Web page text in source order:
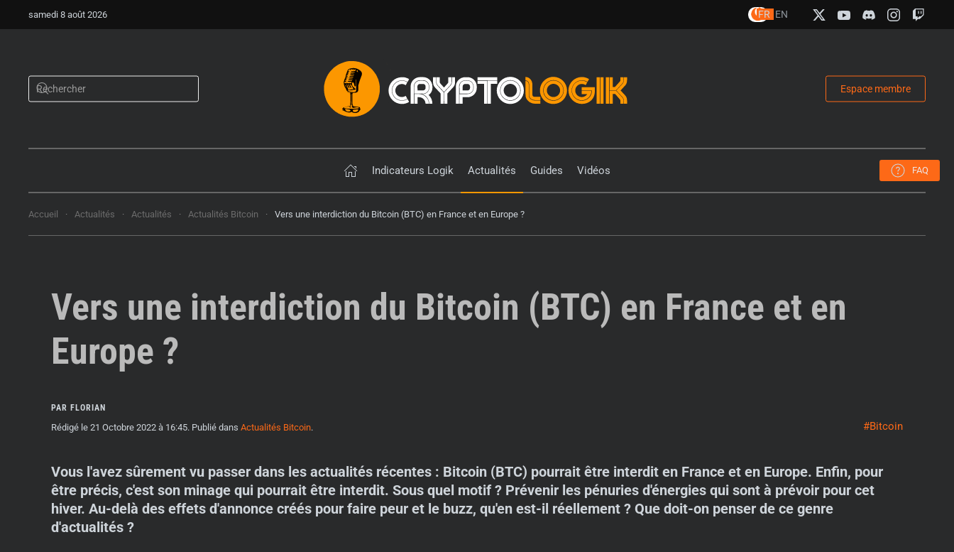
samedi 8 août 2026 FR EN
Espace membre
Indicateurs Logik Actualités Guides Vidéos FAQ
Accueil Actualités Actualités Actualités Bitcoin Vers une interdiction du Bitcoin (BTC) en France et en Europe ?
Vers une interdiction du Bitcoin (BTC) en France et en
Europe ?
PAR FLORIAN
Rédigé le 21 Octobre 2022 à 16:45. Publié dans Actualités Bitcoin. #Bitcoin
Vous l'avez sûrement vu passer dans les actualités récentes : Bitcoin (BTC) pourrait être interdit en France et en Europe. Enfin, pour
être précis, c'est son minage qui pourrait être interdit. Sous quel motif ? Prévenir les pénuries d'énergies qui sont à prévoir pour cet
hiver. Au-delà des effets d'annonce créés pour faire peur et le buzz, qu'en est-il réellement ? Que doit-on penser de ce genre
d'actualités ?